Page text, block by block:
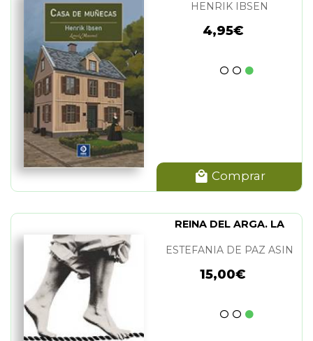
HENRIK IBSEN
4,95€
Comprar
REINA DEL ARGA. LA
ESTEFANIA DE PAZ ASIN
15,00€